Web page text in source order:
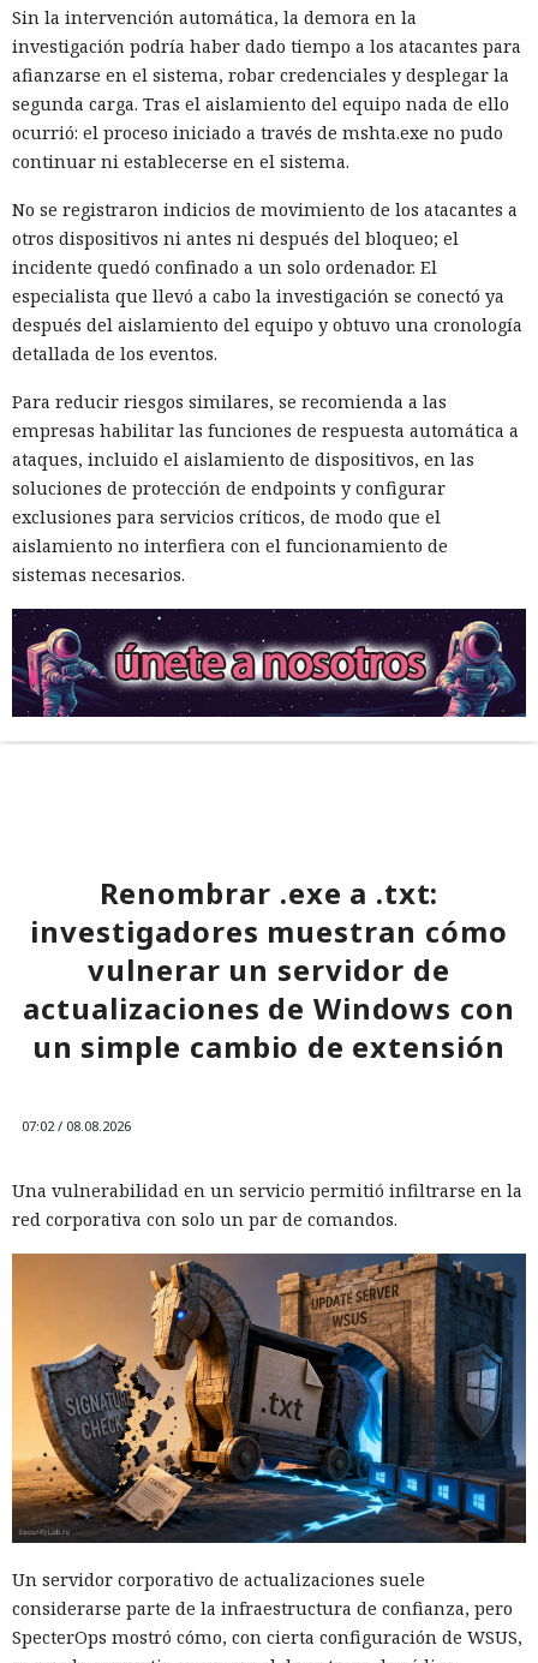
Sin la intervención automática, la demora en la
investigación podría haber dado tiempo a los atacantes para
afianzarse en el sistema, robar credenciales y desplegar la
segunda carga. Tras el aislamiento del equipo nada de ello
ocurrió: el proceso iniciado a través de mshta.exe no pudo
continuar ni establecerse en el sistema.
No se registraron indicios de movimiento de los atacantes a
otros dispositivos ni antes ni después del bloqueo; el
incidente quedó confinado a un solo ordenador. El
especialista que llevó a cabo la investigación se conectó ya
después del aislamiento del equipo y obtuvo una cronología
detallada de los eventos.
Para reducir riesgos similares, se recomienda a las
empresas habilitar las funciones de respuesta automática a
ataques, incluido el aislamiento de dispositivos, en las
soluciones de protección de endpoints y configurar
exclusiones para servicios críticos, de modo que el
aislamiento no interfiera con el funcionamiento de
sistemas necesarios.
Renombrar .exe a .txt:
investigadores muestran cómo
vulnerar un servidor de
actualizaciones de Windows con
un simple cambio de extensión
07:02 / 08.08.2026
Una vulnerabilidad en un servicio permitió infiltrarse en la
red corporativa con solo un par de comandos.
Un servidor corporativo de actualizaciones suele
considerarse parte de la infraestructura de confianza, pero
SpecterOps mostró cómo, con cierta configuración de WSUS,